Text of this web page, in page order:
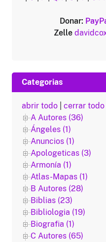
Donar:
Zelle
Categorias
abrir todo
cerrar todo
A Autores (36)
Ángeles (1)
Anuncios (1)
Apologeticas (3)
Armonía (1)
Atlas-Mapas (1)
B Autores (28)
Biblias (23)
Bibliologia (19)
Biografia (1)
C Autores (65)